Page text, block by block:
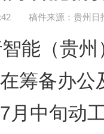
稿件来源：贵州日
能（贵州
筹备办公
月中旬动